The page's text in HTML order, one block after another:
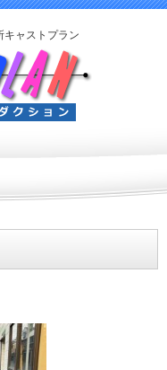
キャストプラン